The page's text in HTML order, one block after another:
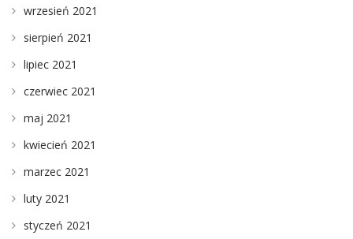
wrzesień 2021
sierpień 2021
lipiec 2021
czerwiec 2021
maj 2021
kwiecień 2021
marzec 2021
luty 2021
styczeń 2021